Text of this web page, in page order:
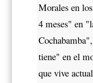
Morales en
4 meses" en
tiene" en el
que vive